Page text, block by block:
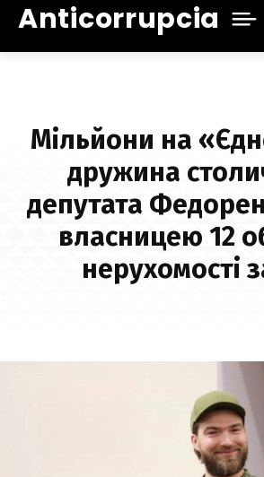
Anticorrupcia
Мільйони на
дружина
депутата
власницею 12
нерухомості